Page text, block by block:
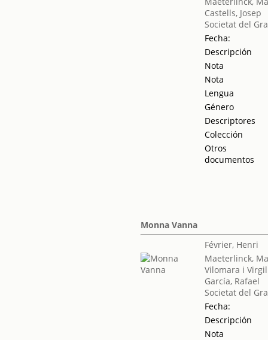
Castells, Josep
Societat del
Fecha:
Descripción
Nota
Nota
Lengua
Género
Descriptores
Colección
Otros
documentos
Monna Vanna
Février, Henri
Maeterlinck,
Vilomara i
García, Rafael
Societat del
Fecha:
Descripción
Nota